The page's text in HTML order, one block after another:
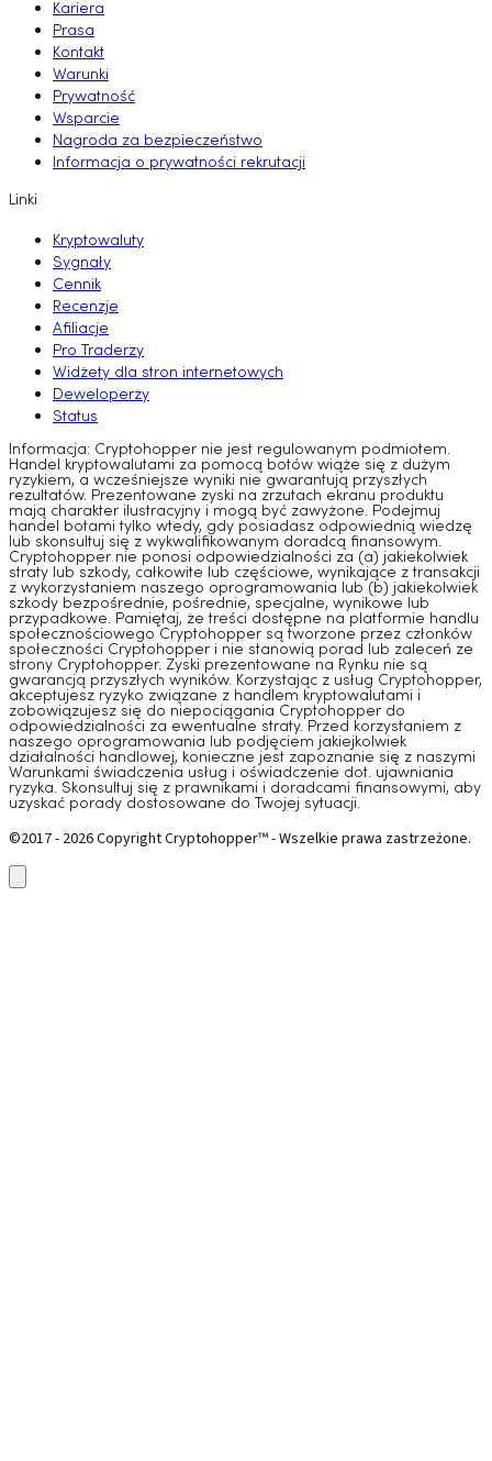
Kariera
Prasa
Kontakt
Warunki
Prywatność
Wsparcie
Nagroda za bezpieczeństwo
Informacja o prywatności rekrutacji
Linki
Kryptowaluty
Sygnały
Cennik
Recenzje
Afiliacje
Pro Traderzy
Widżety dla stron internetowych
Deweloperzy
Status
Informacja: Cryptohopper nie jest regulowanym podmiotem.
Handel kryptowalutami za pomocą botów wiąże się z dużym
ryzykiem, a wcześniejsze wyniki nie gwarantują przyszłych
rezultatów. Prezentowane zyski na zrzutach ekranu produktu
mają charakter ilustracyjny i mogą być zawyżone. Podejmuj
handel botami tylko wtedy, gdy posiadasz odpowiednią wiedzę
lub skonsultuj się z wykwalifikowanym doradcą finansowym.
Cryptohopper nie ponosi odpowiedzialności za (a) jakiekolwiek
straty lub szkody, całkowite lub częściowe, wynikające z transakcji
z wykorzystaniem naszego oprogramowania lub (b) jakiekolwiek
szkody bezpośrednie, pośrednie, specjalne, wynikowe lub
przypadkowe. Pamiętaj, że treści dostępne na platformie handlu
społecznościowego Cryptohopper są tworzone przez członków
społeczności Cryptohopper i nie stanowią porad lub zaleceń ze
strony Cryptohopper. Zyski prezentowane na Rynku nie są
gwarancją przyszłych wyników. Korzystając z usług Cryptohopper,
akceptujesz ryzyko związane z handlem kryptowalutami i
zobowiązujesz się do niepociągania Cryptohopper do
odpowiedzialności za ewentualne straty. Przed korzystaniem z
naszego oprogramowania lub podjęciem jakiejkolwiek
działalności handlowej, konieczne jest zapoznanie się z naszymi
Warunkami świadczenia usług i oświadczenie dot. ujawniania
ryzyka. Skonsultuj się z prawnikami i doradcami finansowymi, aby
uzyskać porady dostosowane do Twojej sytuacji.
©2017 - 2026 Copyright Cryptohopper™ - Wszelkie prawa zastrzeżone.